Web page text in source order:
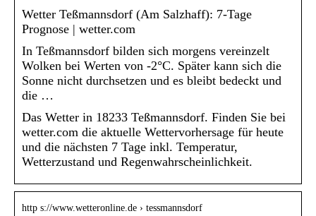
Wetter Teßmannsdorf (Am Salzhaff): 7-Tage
Prognose | wetter.com
In Teßmannsdorf bilden sich morgens vereinzelt
Wolken bei Werten von -2°C. Später kann sich die
Sonne nicht durchsetzen und es bleibt bedeckt und
die …
Das Wetter in 18233 Teßmannsdorf. Finden Sie bei
wetter.com die aktuelle Wettervorhersage für heute
und die nächsten 7 Tage inkl. Temperatur,
Wetterzustand und Regenwahrscheinlichkeit.
http s://www.wetteronline.de › tessmannsdorf